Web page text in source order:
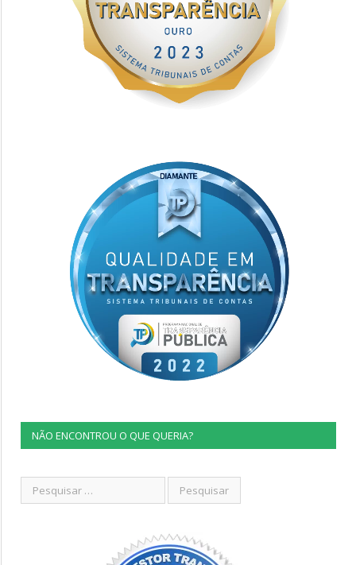
NÃO ENCONTROU O QUE QUERIA?